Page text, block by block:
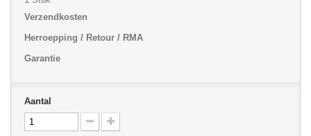
Verzendkosten
Herroepping / Retour / RMA
Garantie
Aantal